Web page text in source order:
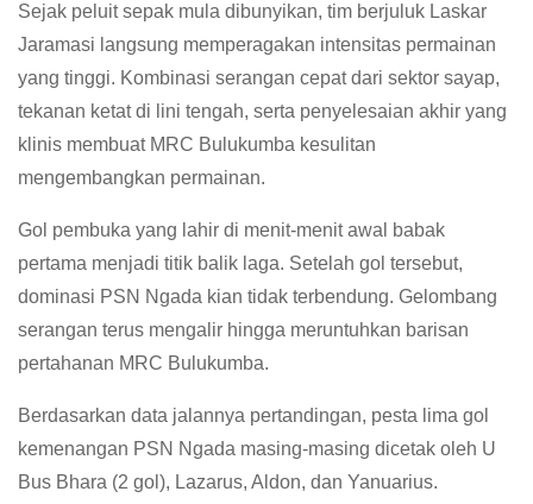
Sejak peluit sepak mula dibunyikan, tim berjuluk Laskar
Jaramasi langsung memperagakan intensitas permainan
yang tinggi. Kombinasi serangan cepat dari sektor sayap,
tekanan ketat di lini tengah, serta penyelesaian akhir yang
klinis membuat MRC Bulukumba kesulitan
mengembangkan permainan.
Gol pembuka yang lahir di menit-menit awal babak
pertama menjadi titik balik laga. Setelah gol tersebut,
dominasi PSN Ngada kian tidak terbendung. Gelombang
serangan terus mengalir hingga meruntuhkan barisan
pertahanan MRC Bulukumba.
Berdasarkan data jalannya pertandingan, pesta lima gol
kemenangan PSN Ngada masing-masing dicetak oleh U
Bus Bhara (2 gol), Lazarus, Aldon, dan Yanuarius.